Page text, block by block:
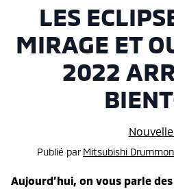
LES
MIRAGE ET
2022
Publié par Mitsubishi
Aujourd’hui, on vous parle